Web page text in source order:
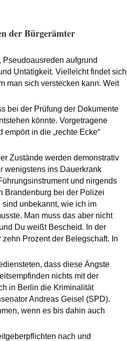
der Bürgerämter
Pseudoausreden aufgrund
Untätigkeit. Vielleicht findet sich
man sich verstecken kann. Weit
bei der Prüfung der Dokumente
könnte. Vorgetragene
in die „rechte Ecke“
Zustände werden demonstrativ
wenigstens ins Dauerkrank
und nirgends
Brandenburg bei der Polizei
unbekannt, wie ich im
Man muss das aber nicht
Du weißt Bescheid. In der
Prozent der Belegschaft. In
dass diese Ängste
nichts mit der
in Berlin die Kriminalität
Andreas Geisel (SPD).
wenn es bis dahin auch
nach und